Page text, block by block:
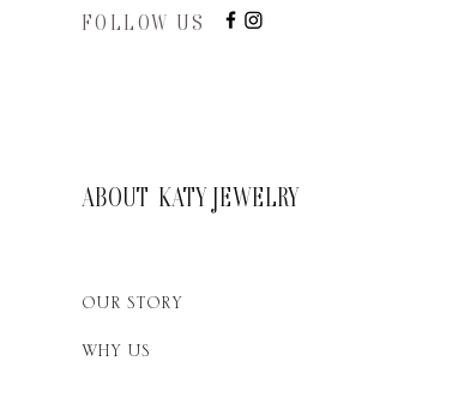
FOLLOW US
ABOUT KATY JEWELRY
OUR STORY
WHY US